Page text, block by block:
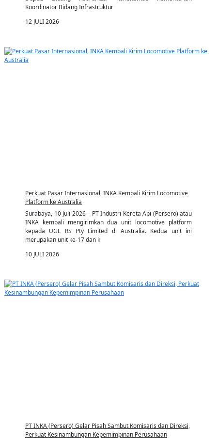
Koordinator Bidang Infrastruktur
12 JULI 2026
Perkuat Pasar Internasional, INKA Kembali Kirim Locomotive
Platform ke Australia
Surabaya, 10 Juli 2026 – PT Industri Kereta Api (Persero) atau
INKA kembali mengirimkan dua unit locomotive platform
kepada UGL RS Pty Limited di Australia. Kedua unit ini
merupakan unit ke-17 dan k
10 JULI 2026
PT INKA (Persero) Gelar Pisah Sambut Komisaris dan Direksi,
Perkuat Kesinambungan Kepemimpinan Perusahaan